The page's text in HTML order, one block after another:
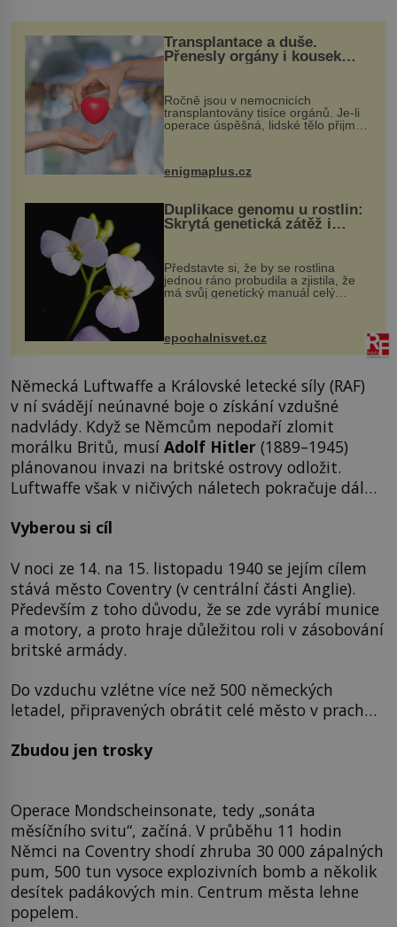
Transplantace a duše.
Přenesly orgány i kousek
Ročně jsou v nemocnicích
transplantovány tisíce orgánů. Je-li
operace úspěšná, lidské tělo přijme
enigmaplus.cz
Duplikace genomu u rostlin:
Skrytá genetická zátěž i
Představte si, že by se rostlina
jednou ráno probudila a zjistila, že
má svůj genetický manuál celý
vstupenka...
epochalnisvet.cz
Německá Luftwaffe a Královské letecké síly (RAF)
v ní svádějí neúnavné boje o získání vzdušné
nadvlády. Když se Němcům nepodaří zlomit
morálku Britů, musí Adolf Hitler (1889–1945)
plánovanou invazi na britské ostrovy odložit.
Luftwaffe však v ničivých náletech pokračuje dál…
Vyberou si cíl
V noci ze 14. na 15. listopadu 1940 se jejím cílem
stává město Coventry (v centrální části Anglie).
Především z toho důvodu, že se zde vyrábí munice
a motory, a proto hraje důležitou roli v zásobování
britské armády.
Do vzduchu vzlétne více než 500 německých
letadel, připravených obrátit celé město v prach…
Zbudou jen trosky
Operace Mondscheinsonate, tedy „sonáta
měsíčního svitu“, začíná. V průběhu 11 hodin
Němci na Coventry shodí zhruba 30 000 zápalných
pum, 500 tun vysoce explozivních bomb a několik
desítek padákových min. Centrum města lehne
popelem.